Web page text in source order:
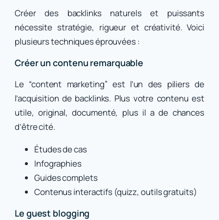
Créer des backlinks naturels et puissants
nécessite stratégie, rigueur et créativité. Voici
plusieurs techniques éprouvées :
Créer un contenu remarquable
Le “content marketing” est l’un des piliers de
l’acquisition de backlinks. Plus votre contenu est
utile, original, documenté, plus il a de chances
d’être cité.
Études de cas
Infographies
Guides complets
Contenus interactifs (quizz, outils gratuits)
Le guest blogging